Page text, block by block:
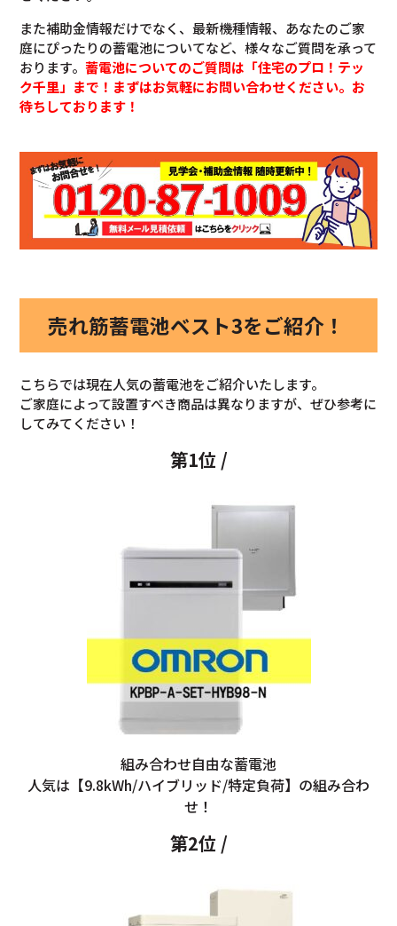
また補助金情報だけでなく、最新機種情報、あなたのご家
庭にぴったりの蓄電池についてなど、様々なご質問を承って
おります。蓄電池についてのご質問は「住宅のプロ！テッ
ク千里」まで！まずはお気軽にお問い合わせください。お
待ちしております！
売れ筋蓄電池ベスト3をご紹介！
こちらでは現在人気の蓄電池をご紹介いたします。
ご家庭によって設置すべき商品は異なりますが、ぜひ参考に
してみてください！
第1位 /
組み合わせ自由な蓄電池
人気は【9.8kWh/ハイブリッド/特定負荷】の組み合わ
せ！
第2位 /